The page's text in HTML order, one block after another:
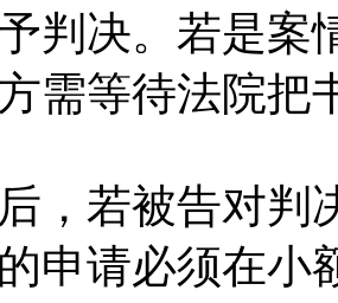
判决。若是案
需等待法院把
，若被告对判
申请必须在小